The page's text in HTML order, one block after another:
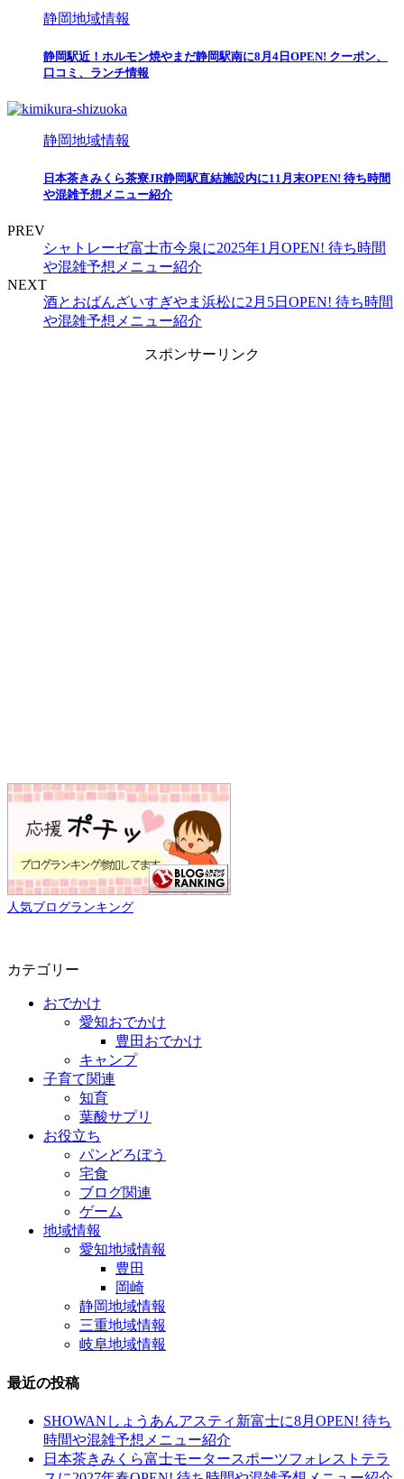
静岡地域情報
静岡駅近！ホルモン焼やまだ静岡駅南に8月4日OPEN! クーポン、
口コミ、ランチ情報
静岡地域情報
日本茶きみくら茶寮JR静岡駅直結施設内に11月末OPEN! 待ち時間
や混雑予想メニュー紹介
PREV
シャトレーゼ富士市今泉に2025年1月OPEN! 待ち時間
や混雑予想メニュー紹介
NEXT
酒とおばんざいすぎやま浜松に2月5日OPEN! 待ち時間
や混雑予想メニュー紹介
スポンサーリンク
人気ブログランキング
カテゴリー
おでかけ
愛知おでかけ
豊田おでかけ
キャンプ
子育て関連
知育
葉酸サプリ
お役立ち
パンどろぼう
宅食
ブログ関連
ゲーム
地域情報
愛知地域情報
豊田
岡崎
静岡地域情報
三重地域情報
岐阜地域情報
最近の投稿
SHOWANしょうあんアスティ新富士に8月OPEN! 待ち
時間や混雑予想メニュー紹介
日本茶きみくら富士モータースポーツフォレストテラ